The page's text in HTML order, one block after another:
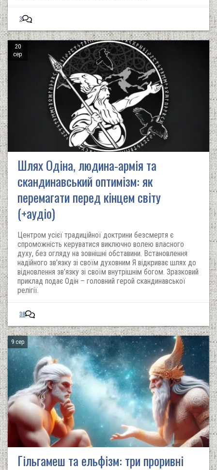
3
20
сер
Шлях Одіна, людина-армія та
скандинавський оптимізм: як
перемагати перед кінцем світу
(+аудіо)
Центром усієї традиційної доктрини безсмертя є
спроможність керуватися виключно волею власного
духу, без огляду на зовнішні обставини. Встановлення
надійного зв’язку зі своїм духовним Я відкриває шлях до
відновлення зв’язку зі своїм внутрішнім богом. Зразковий
приклад подає Одін – головний герой скандинавської
релігії.
38
9 сер
Гільгамеш та ельфізм: три проривні